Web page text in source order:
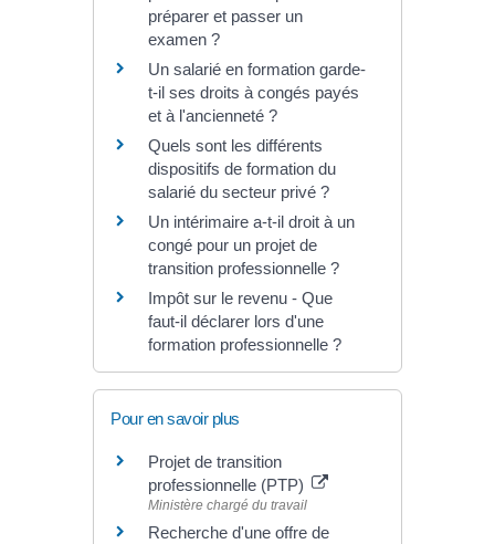
préparer et passer un
examen ?
Un salarié en formation garde-
t-il ses droits à congés payés
et à l'ancienneté ?
Quels sont les différents
dispositifs de formation du
salarié du secteur privé ?
Un intérimaire a-t-il droit à un
congé pour un projet de
transition professionnelle ?
Impôt sur le revenu - Que
faut-il déclarer lors d'une
formation professionnelle ?
Pour en savoir plus
Projet de transition
professionnelle (PTP)
Ministère chargé du travail
Recherche d'une offre de